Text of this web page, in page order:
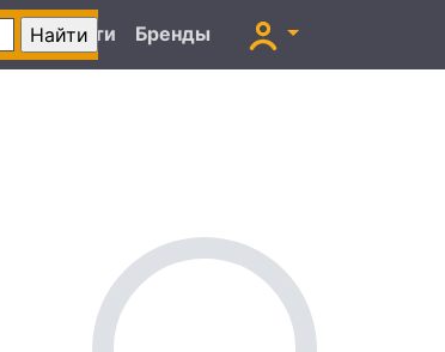
Автоновости Бренды